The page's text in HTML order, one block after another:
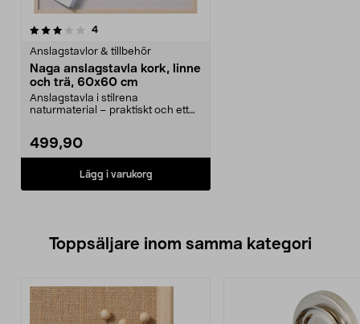
4recensioner
Anslagstavlor & tillbehör
Naga anslagstavla kork, linne
och trä, 60x60 cm
Anslagstavla i stilrena
naturmaterial – praktiskt och ett
499,90
Lägg i varukorg
Toppsäljare inom samma kategori